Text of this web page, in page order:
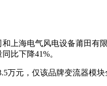
上海电气风电设备莆田有
比下降41%。
元，仅该品牌变流器模